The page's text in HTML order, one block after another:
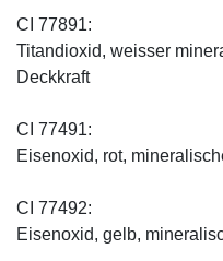
CI 77891:
Titandioxid, weisser
Deckkraft
CI 77491:
Eisenoxid, rot,
CI 77492:
Eisenoxid, gelb,